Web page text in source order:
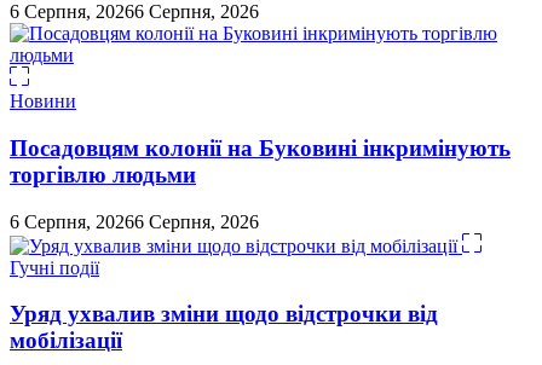
6 Серпня, 20266 Серпня, 2026
Новини
Посадовцям колонії на Буковині інкримінують
торгівлю людьми
6 Серпня, 20266 Серпня, 2026
Гучні події
Уряд ухвалив зміни щодо відстрочки від
мобілізації